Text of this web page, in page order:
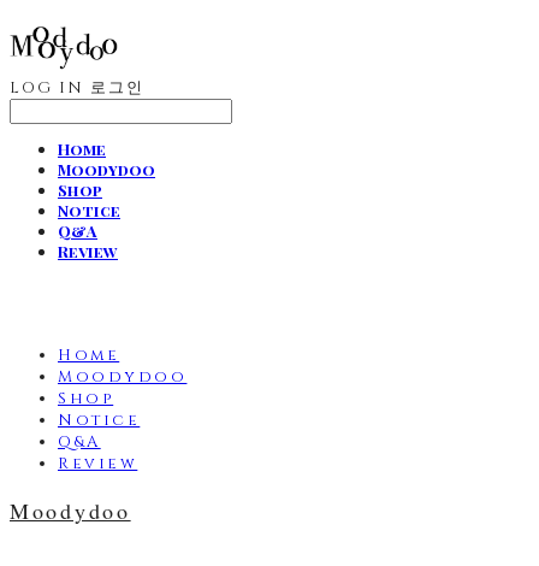
LOG IN 로그인
Home
Moodydoo
Shop
Notice
Q&A
Review
Home
Moodydoo
Shop
Notice
Q&A
Review
Moodydoo